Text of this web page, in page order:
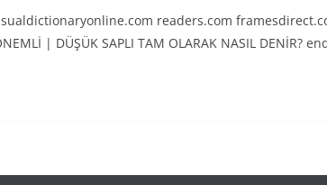
visualdictionaryonline.com readers.com
| DÜŞÜK SAPLI TAM OLARAK NASIL DENİR?